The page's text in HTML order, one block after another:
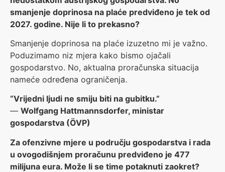
smanjenje doprinosa na plaće predviđeno je tek od
2027. godine. Nije li to prekasno?
Smanjenje doprinosa na plaće izuzetno mi je važno.
Poduzimamo niz mjera kako bismo ojačali
gospodarstvo. No, aktualna proračunska situacija
nameće određena ograničenja.
“Vrijedni ljudi ne smiju biti na gubitku.”
— Wolfgang Hattmannsdorfer, ministar
gospodarstva (ÖVP)
Za ofenzivne mjere u području gospodarstva i rada
u ovogodišnjem proračunu predviđeno je 477
milijuna eura. Može li se time potaknuti zaokret?